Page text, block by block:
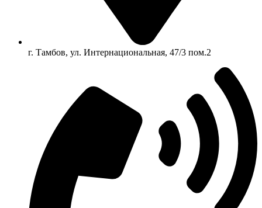
г. Тамбов, ул. Интернациональная, 47/3 пом.2